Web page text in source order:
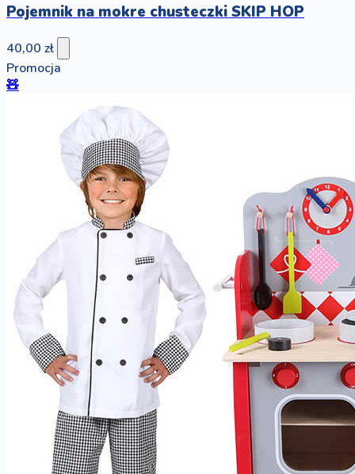
Pojemnik na mokre chusteczki SKIP HOP
40,00 zł
Promocja
🧸